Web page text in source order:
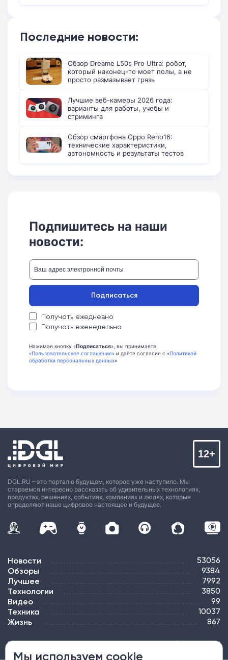
Последние новости:
Обзор Dreame L50s Pro Ultra: робот,
который наконец-то моет полы, а не
просто размазывает грязь
Лучшие веб-камеры 2026 года:
варианты для работы, учебы и
стриминга
Обзор смартфона Oppo Reno16:
технические характеристики,
автономность и результаты тестов
Подпишитесь на наши
новости:
Получать ежедневно
Получать еженедельно
Подписаться
Нажимая кнопку «Подписаться», вы принимаете
«Пользовательское соглашение» и даёте согласие с «Политикой
обработки персональных данных»
DGL.RU – это портал о будущем, которое уже наступило. Мы
стараемся интересно рассказать об удивительных технологиях,
продуктах, решениях, событиях, компаниях и людях, которые
определяют наше цифровое настоящее и будущее.
12+
Новости 53056
Обзоры 9384
Лучшее 7992
Технологии 3850
Видео 99
Техника 10037
Жизнь 867
ПОДПИСКА РЕКЛАМА КОНТАКТЫ КАРТА САЙТА ТЭГИ
Мы используем cookie